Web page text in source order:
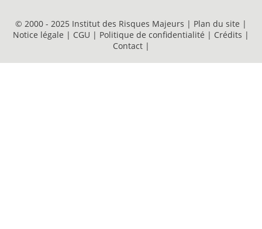
© 2000 - 2025 Institut des Risques Majeurs | Plan du site |
Notice légale | CGU | Politique de confidentialité | Crédits |
Contact |